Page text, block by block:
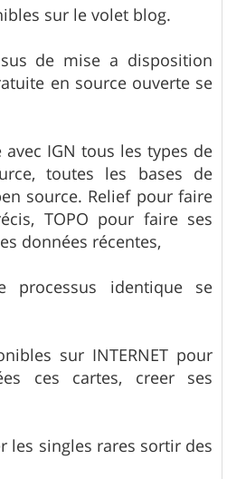
sur le volet blog.
de mise a disposition
en source ouverte se
avec IGN tous les types de
toutes les bases de
source. Relief pour faire
TOPO pour faire ses
données récentes,
processus identique se
sur INTERNET pour
ces cartes, creer ses
les singles rares sortir des